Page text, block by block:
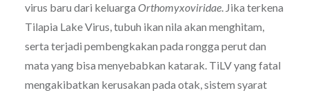
virus baru dari keluarga Orthomyxoviridae. Jika terkena
Tilapia Lake Virus, tubuh ikan nila akan menghitam,
serta terjadi pembengkakan pada rongga perut dan
mata yang bisa menyebabkan katarak. TiLV yang fatal
mengakibatkan kerusakan pada otak, sistem syarat